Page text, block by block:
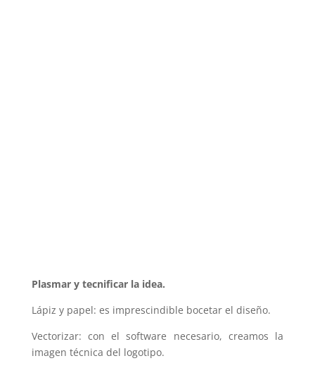
Plasmar y tecnificar la idea.
Lápiz y papel: es imprescindible bocetar el diseño.
Vectorizar: con el software necesario, creamos la
imagen técnica del logotipo.